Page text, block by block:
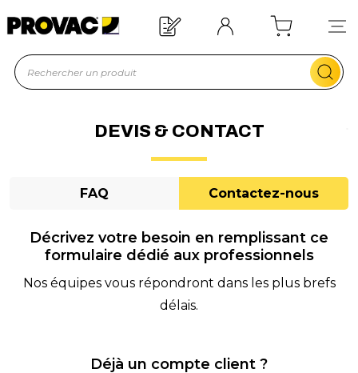
d'un équipement ?
DEVIS & CONTACT
FAQ Contactez-nous
Décrivez votre besoin en remplissant ce
formulaire dédié aux professionnels
Nos équipes vous répondront dans les plus brefs
délais.
Déjà un compte client ?